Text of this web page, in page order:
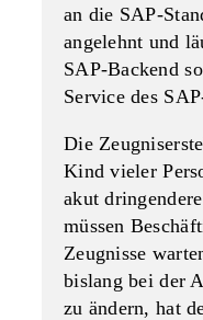
an die SAP-
angelehnt und
SAP-Backend
Service des
Die
Kind vieler
akut
müssen
Zeugnisse
bislang bei der
zu ändern, hat